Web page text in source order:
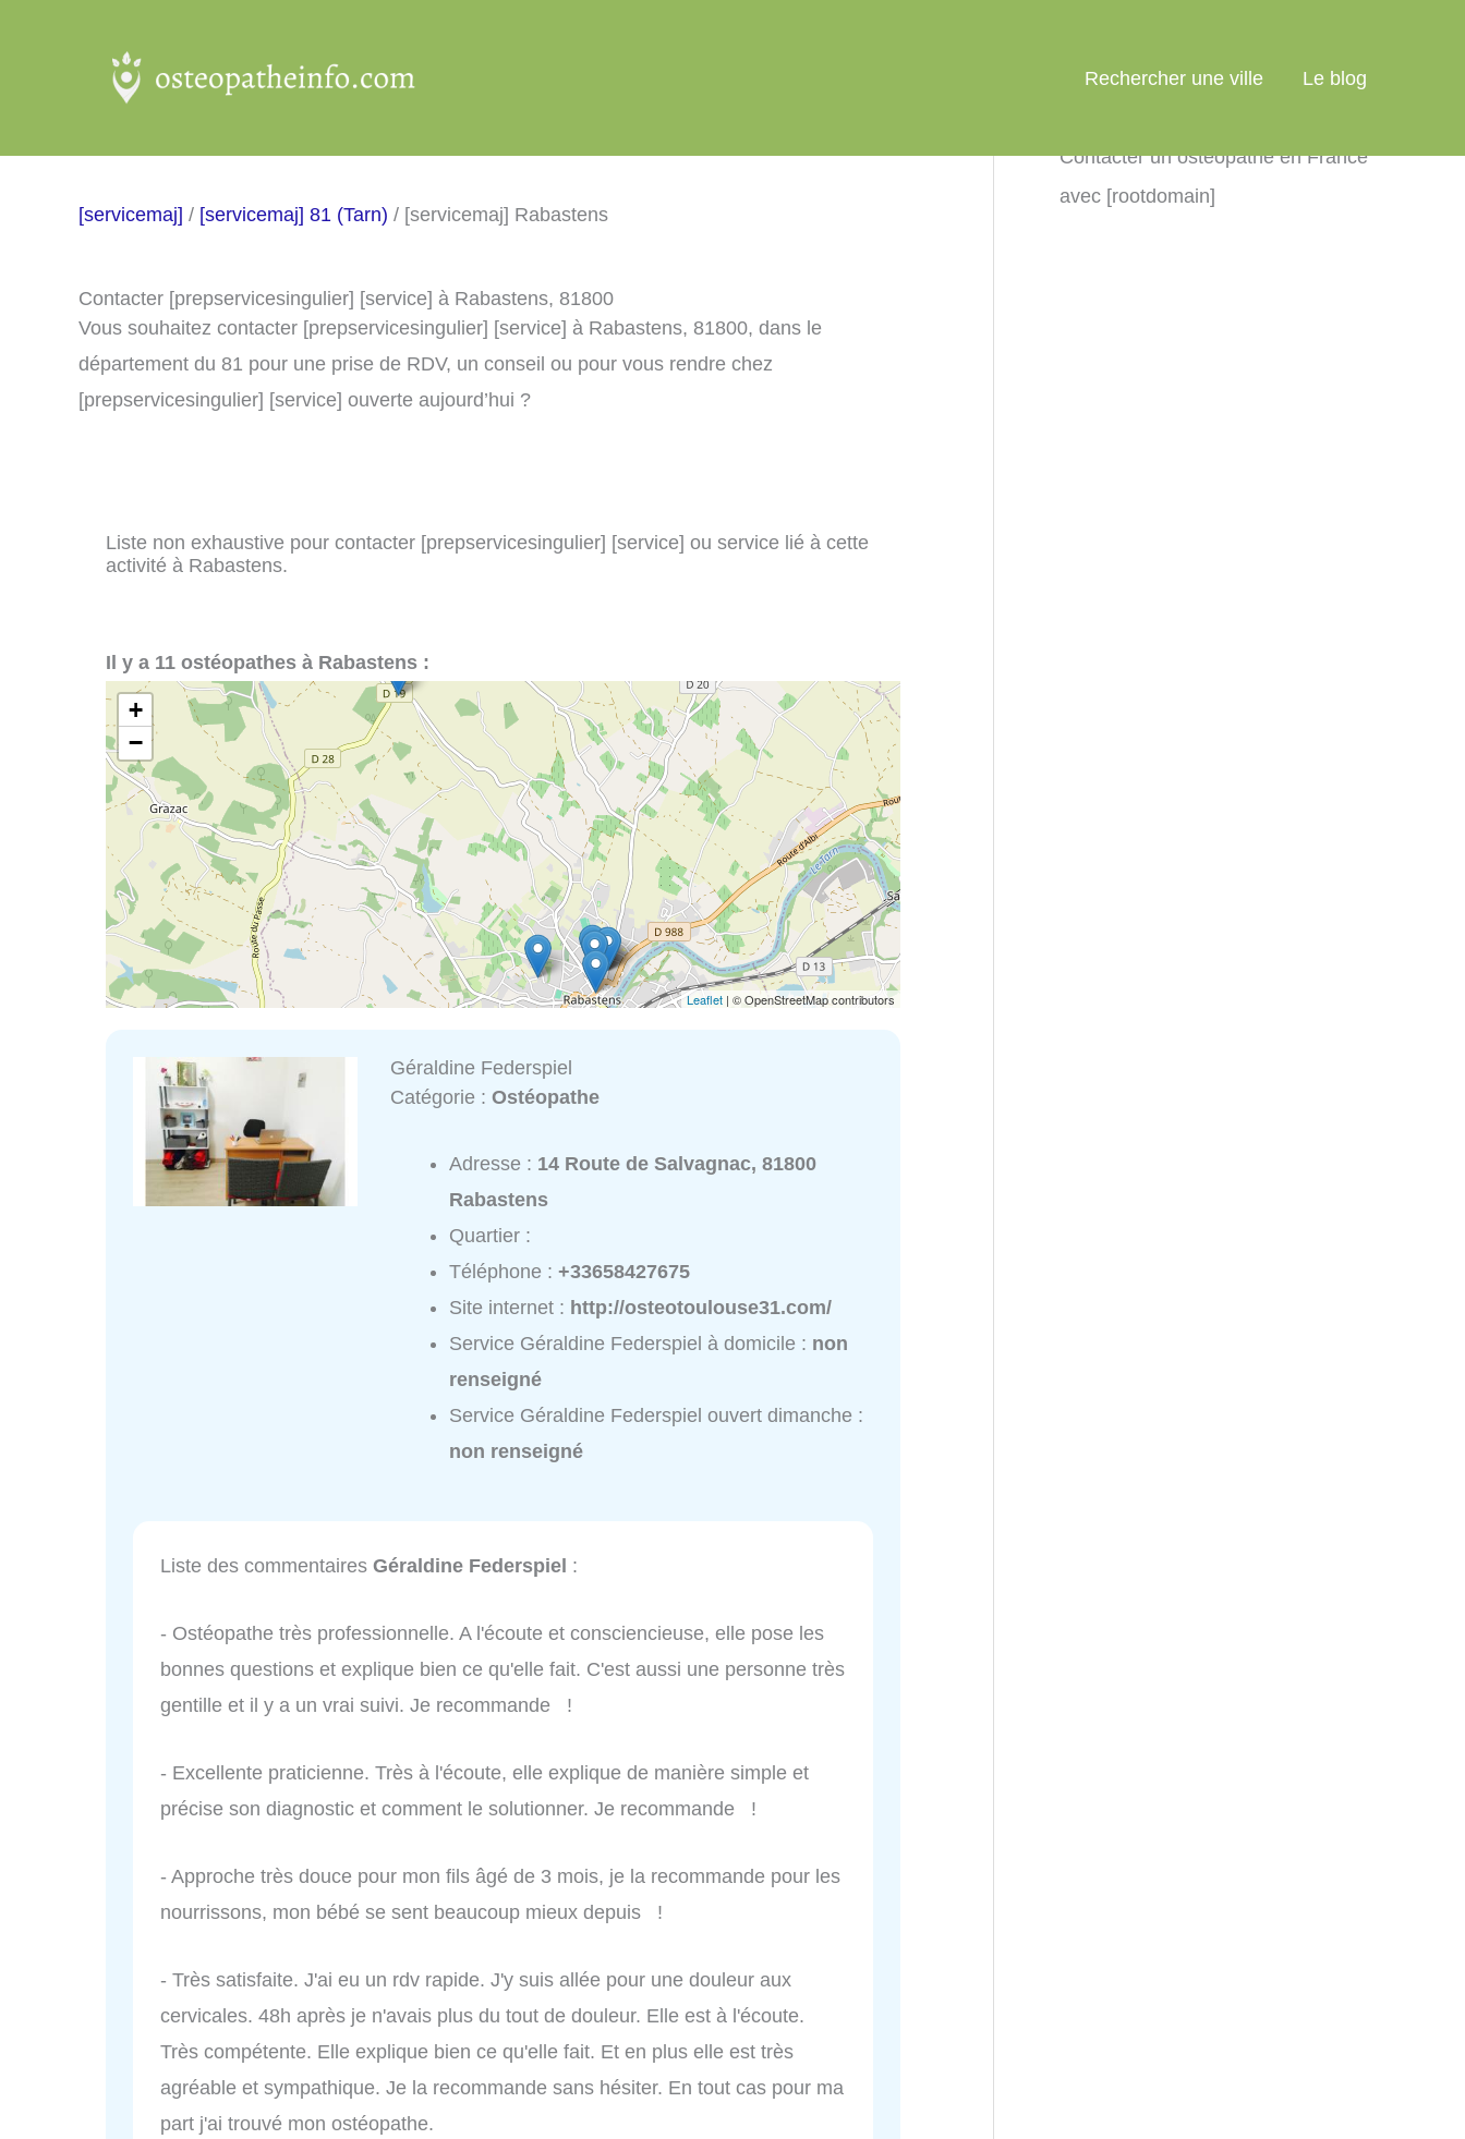
Rechercher une ville Le blog
[servicemaj] / [servicemaj] 81 (Tarn) / [servicemaj] Rabastens
Contacter [prepservicesingulier] [service] à Rabastens, 81800
Vous souhaitez contacter [prepservicesingulier] [service] à Rabastens, 81800, dans le
département du 81 pour une prise de RDV, un conseil ou pour vous rendre chez
[prepservicesingulier] [service] ouverte aujourd’hui ?
Liste non exhaustive pour contacter [prepservicesingulier] [service] ou service lié à cette
activité à Rabastens.
Il y a 11 ostéopathes à Rabastens :
+
−
Leaflet | © OpenStreetMap contributors
Géraldine Federspiel
Catégorie :Ostéopathe
Adresse : 14 Route de Salvagnac, 81800
Rabastens
Quartier :
Téléphone :+33658427675
Site internet : http://osteotoulouse31.com/
Service Géraldine Federspiel à domicile : non
renseigné
Service Géraldine Federspiel ouvert dimanche :
non renseigné
Liste des commentaires Géraldine Federspiel :
- Ostéopathe très professionnelle. A l'écoute et consciencieuse, elle pose les
bonnes questions et explique bien ce qu'elle fait. C'est aussi une personne très
gentille et il y a un vrai suivi. Je recommande !
- Excellente praticienne. Très à l'écoute, elle explique de manière simple et
précise son diagnostic et comment le solutionner. Je recommande !
- Approche très douce pour mon fils âgé de 3 mois, je la recommande pour les
nourrissons, mon bébé se sent beaucoup mieux depuis !
- Très satisfaite. J'ai eu un rdv rapide. J'y suis allée pour une douleur aux
cervicales. 48h après je n'avais plus du tout de douleur. Elle est à l'écoute.
Très compétente. Elle explique bien ce qu'elle fait. Et en plus elle est très
agréable et sympathique. Je la recommande sans hésiter. En tout cas pour ma
part j'ai trouvé mon ostéopathe.
Contacter un ostéopathe en France
avec [rootdomain]